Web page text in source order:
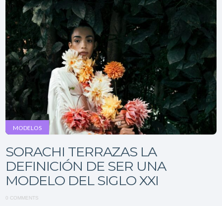
MODELOS
SORACHI TERRAZAS LA
DEFINICIÓN DE SER UNA
MODELO DEL SIGLO XXI
0 COMMENTS